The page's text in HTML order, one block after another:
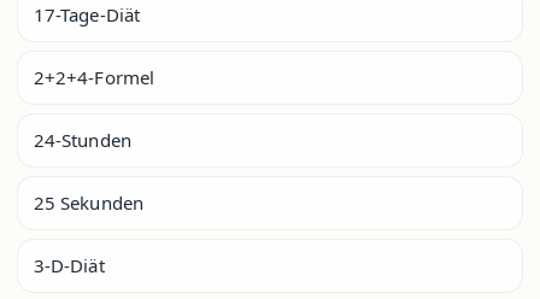
17-Tage-Diät
2+2+4-Formel
24-Stunden
25 Sekunden
3-D-Diät